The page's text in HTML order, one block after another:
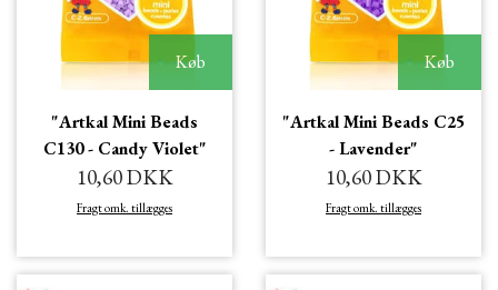
Køb
"Artkal Mini Beads
C130 - Candy Violet"
10,60 DKK
Fragt omk. tillægges
Køb
"Artkal Mini Beads C25
- Lavender"
10,60 DKK
Fragt omk. tillægges